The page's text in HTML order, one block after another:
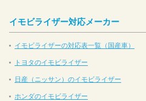
イモビライザー対応メーカー
イモビライザーの対応表一覧（国産車）
トヨタのイモビライザー
日産（ニッサン）のイモビライザー
ホンダのイモビライザー